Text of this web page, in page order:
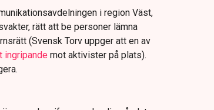
i region Väst,
rätt att be personer lämna
(Svensk Torv uppger att en av
ingripande mot aktivister på plats).